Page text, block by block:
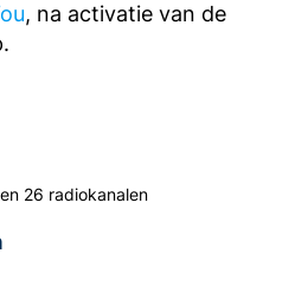
, na activatie van de
26 radiokanalen